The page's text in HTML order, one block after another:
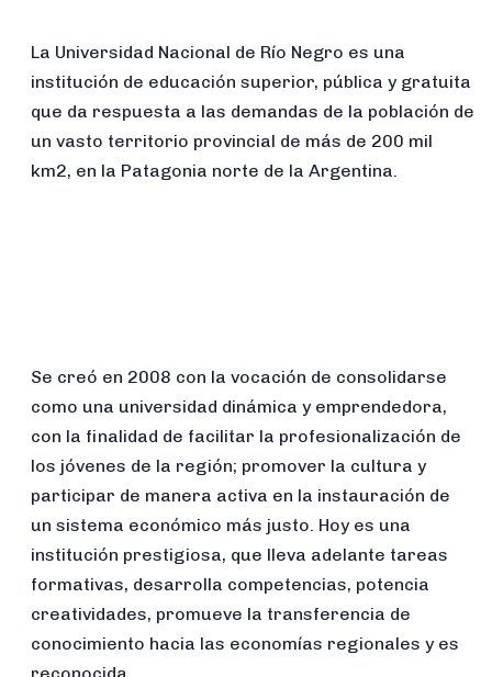
La Universidad Nacional de Río Negro es una
institución de educación superior, pública y gratuita
que da respuesta a las demandas de la población de
un vasto territorio provincial de más de 200 mil
km2, en la Patagonia norte de la Argentina.
Se creó en 2008 con la vocación de consolidarse
como una universidad dinámica y emprendedora,
con la finalidad de facilitar la profesionalización de
los jóvenes de la región; promover la cultura y
participar de manera activa en la instauración de
un sistema económico más justo. Hoy es una
institución prestigiosa, que lleva adelante tareas
formativas, desarrolla competencias, potencia
creatividades, promueve la transferencia de
conocimiento hacia las economías regionales y es